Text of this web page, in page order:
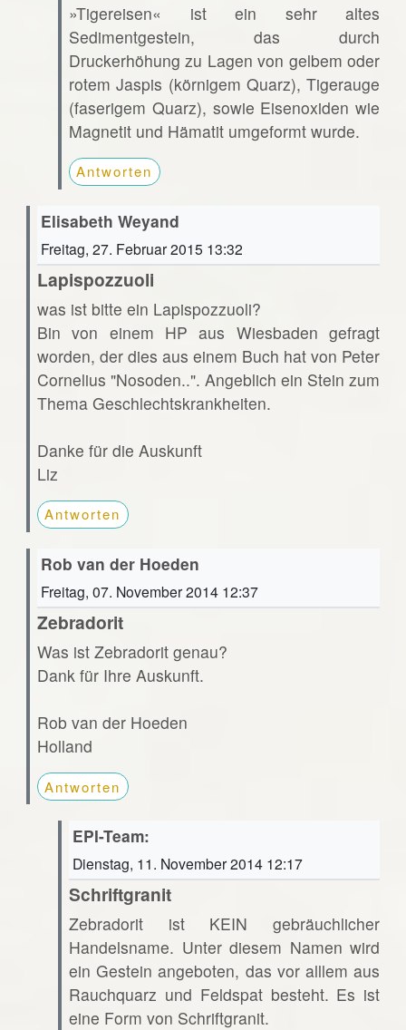
»Tigereisen« ist ein sehr altes
Sedimentgestein, das durch
Druckerhöhung zu Lagen von gelbem oder
rotem Jaspis (körnigem Quarz), Tigerauge
(faserigem Quarz), sowie Eisenoxiden wie
Magnetit und Hämatit umgeformt wurde.
Antworten
Elisabeth Weyand
Freitag, 27. Februar 2015 13:32
Lapispozzuoli
was ist bitte ein Lapispozzuoli?
Bin von einem HP aus Wiesbaden gefragt
worden, der dies aus einem Buch hat von Peter
Cornelius "Nosoden..". Angeblich ein Stein zum
Thema Geschlechtskrankheiten.
Danke für die Auskunft
Liz
Antworten
Rob van der Hoeden
Freitag, 07. November 2014 12:37
Zebradorit
Was ist Zebradorit genau?
Dank für Ihre Auskunft.
Rob van der Hoeden
Holland
Antworten
EPI-Team:
Dienstag, 11. November 2014 12:17
Schriftgranit
Zebradorit ist KEIN gebräuchlicher
Handelsname. Unter diesem Namen wird
ein Gestein angeboten, das vor alllem aus
Rauchquarz und Feldspat besteht. Es ist
eine Form von Schriftgranit.